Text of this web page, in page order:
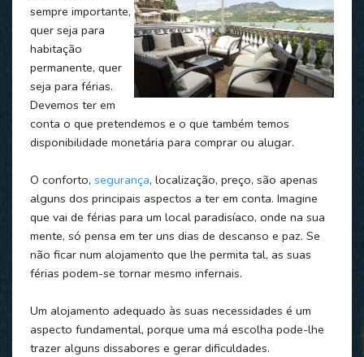
sempre importante,
quer seja para
habitação
permanente, quer
seja para férias.
Devemos ter em
conta o que pretendemos e o que também temos
disponibilidade monetária para comprar ou alugar.
O conforto, segurança, localização, preço, são apenas
alguns dos principais aspectos a ter em conta. Imagine
que vai de férias para um local paradisíaco, onde na sua
mente, só pensa em ter uns dias de descanso e paz. Se
não ficar num alojamento que lhe permita tal, as suas
férias podem-se tornar mesmo infernais.
Um alojamento adequado às suas necessidades é um
aspecto fundamental, porque uma má escolha pode-lhe
trazer alguns dissabores e gerar dificuldades.